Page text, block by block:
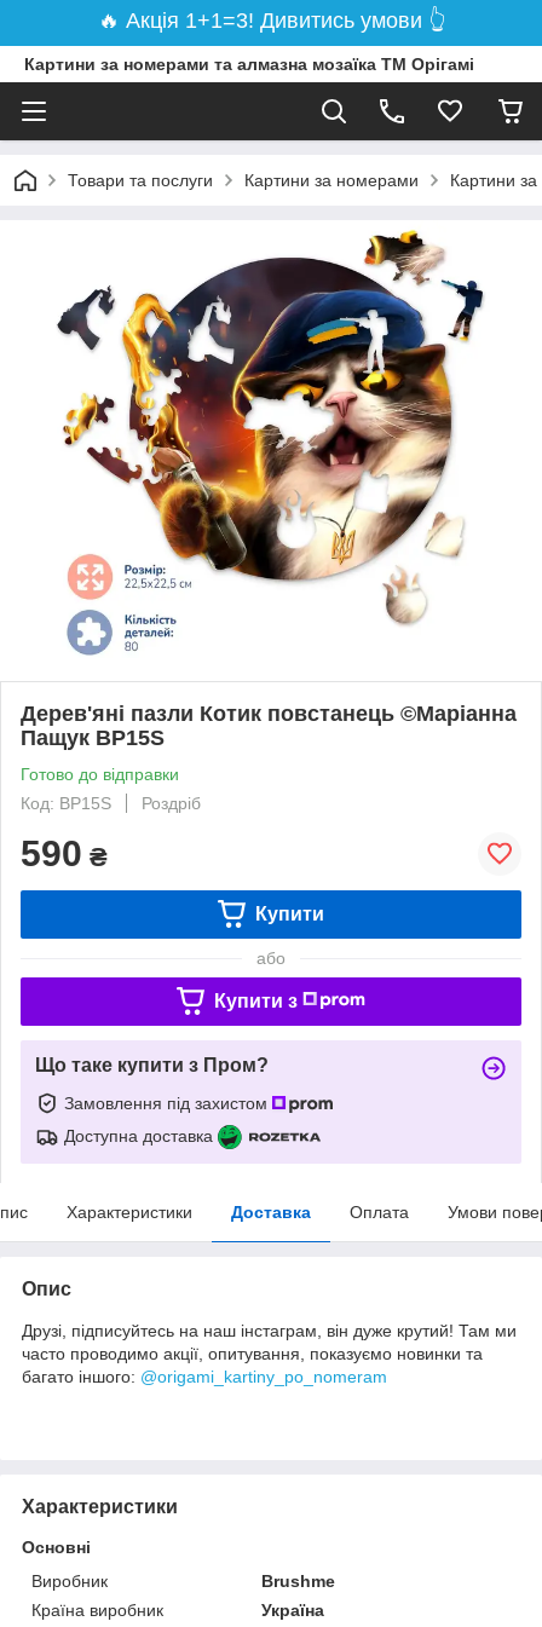
🔥 Акція 1+1=3! Дивитись умови 👆
Картини за номерами та алмазна мозаїка ТМ Орігамі
Товари та послуги Картини за номерами Картини
Дерев'яні пазли Котик повстанець ©Маріанна
Пащук BP15S
Готово до відправки
Код: BP15S
Роздріб
590 ₴
Купити
або
Купити з
Що таке купити з Пром?
Замовлення під захистом
Доступна доставка
Характеристики Доставка Оплата Умови
Опис
Друзі, підписуйтесь на наш інстаграм, він дуже крутий! Там ми
часто проводимо акції, опитування, показуємо новинки та
багато іншого: @origami_kartiny_po_nomeram
Характеристики
Основні
Виробник
Brushme
Країна виробник
Україна